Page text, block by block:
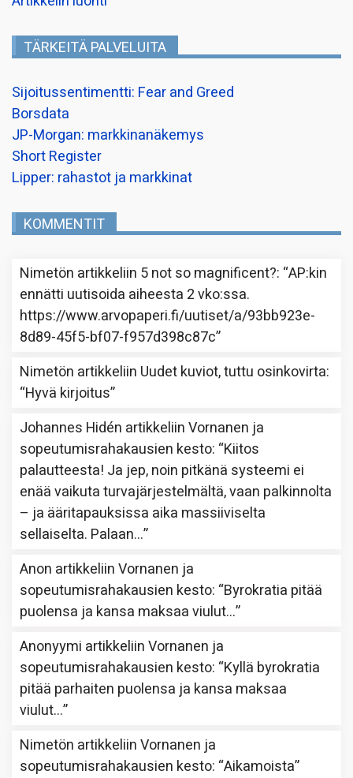
TÄRKEITÄ PALVELUITA
Sijoitussentimentti: Fear and Greed
Borsdata
JP-Morgan: markkinanäkemys
Short Register
Lipper: rahastot ja markkinat
KOMMENTIT
Nimetön artikkeliin 5 not so magnificent?: “AP:kin
ennätti uutisoida aiheesta 2 vko:ssa.
https://www.arvopaperi.fi/uutiset/a/93bb923e-
8d89-45f5-bf07-f957d398c87c”
Nimetön artikkeliin Uudet kuviot, tuttu osinkovirta:
“Hyvä kirjoitus”
Johannes Hidén artikkeliinVornanen ja
sopeutumisrahakausien kesto: “Kiitos
palautteesta! Ja jep, noin pitkänä systeemi ei
enää vaikuta turvajärjestelmältä, vaan palkinnolta
– ja ääritapauksissa aika massiiviselta
sellaiselta. Palaan…”
Anon artikkeliinVornanen ja
sopeutumisrahakausien kesto: “Byrokratia pitää
puolensa ja kansa maksaa viulut…”
Anonyymi artikkeliinVornanen ja
sopeutumisrahakausien kesto: “Kyllä byrokratia
pitää parhaiten puolensa ja kansa maksaa
viulut…”
Nimetön artikkeliinVornanen ja
sopeutumisrahakausien kesto: “Aikamoista”